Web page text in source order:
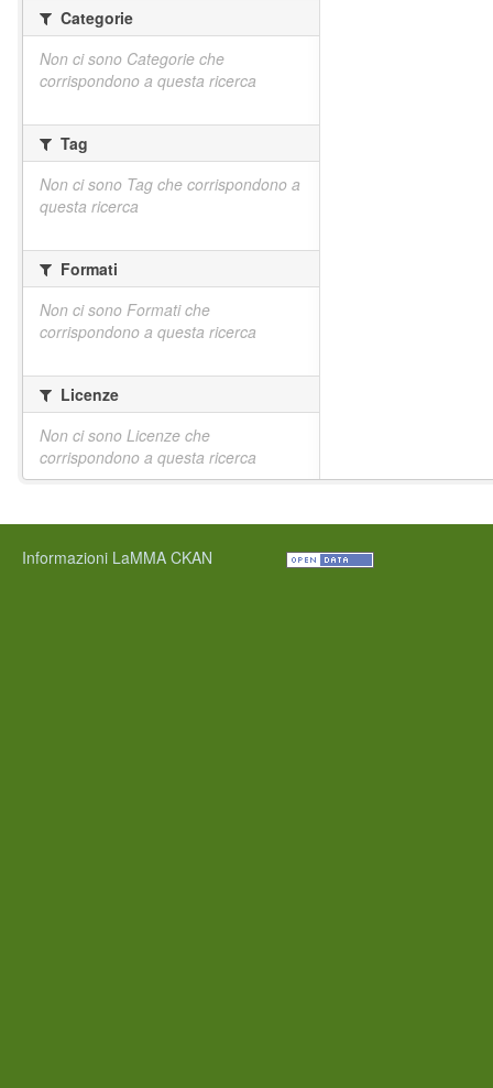
Categorie
Non ci sono Categorie che
corrispondono a questa ricerca
Tag
Non ci sono Tag che corrispondono a
questa ricerca
Formati
Non ci sono Formati che
corrispondono a questa ricerca
Licenze
Non ci sono Licenze che
corrispondono a questa ricerca
Informazioni LaMMA CKAN